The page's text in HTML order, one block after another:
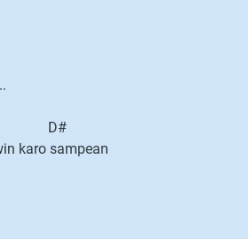
karo sampean